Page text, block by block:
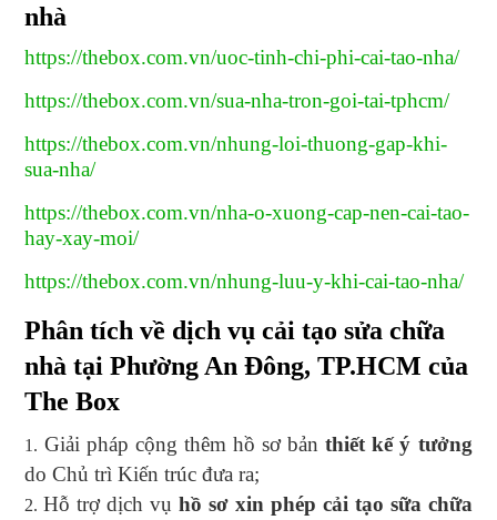
nhà
https://thebox.com.vn/uoc-tinh-chi-phi-cai-tao-nha/
https://thebox.com.vn/sua-nha-tron-goi-tai-tphcm/
https://thebox.com.vn/nhung-loi-thuong-gap-khi-
sua-nha/
https://thebox.com.vn/nha-o-xuong-cap-nen-cai-tao-
hay-xay-moi/
https://thebox.com.vn/nhung-luu-y-khi-cai-tao-nha/
Phân tích về dịch vụ cải tạo sửa chữa
nhà tại Phường An Đông, TP.HCM của
The Box
Giải pháp cộng thêm hồ sơ bảnthiết kế ý tưởng
do Chủ trì Kiến trúc đưa ra;
Hỗ trợ dịch vụhồ sơ xin phép cải tạo sữa chữa